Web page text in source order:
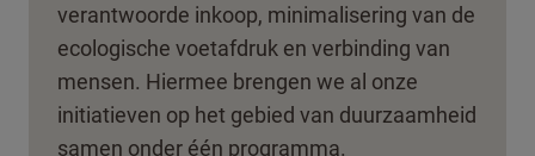
verantwoorde inkoop, minimalisering van de
ecologische voetafdruk en verbinding van
mensen. Hiermee brengen we al onze
initiatieven op het gebied van duurzaamheid
samen onder één programma.​​